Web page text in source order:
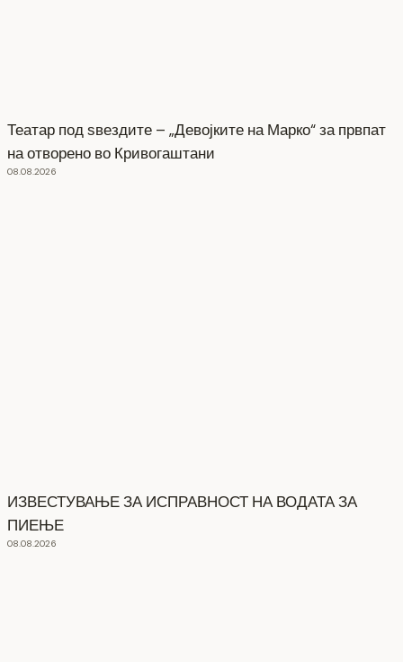
Театар под ѕвездите – „Девојките на Марко“ за првпат
на отворено во Кривогаштани
08.08.2026
ИЗВЕСТУВАЊЕ ЗА ИСПРАВНОСТ НА ВОДАТА ЗА
ПИЕЊЕ
08.08.2026